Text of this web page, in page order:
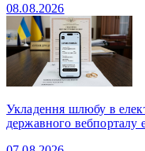
08.08.2026
Укладення шлюбу в
державного вебпорталу